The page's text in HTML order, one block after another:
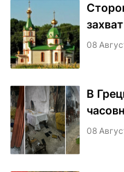
08
В
08